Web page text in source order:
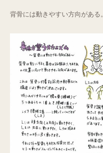
背骨には動きやすい方向がある。
ACCESS
ブログ
Q&A
ご予約・お問合せ